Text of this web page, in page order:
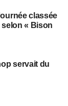
classée
« Bison
servait du